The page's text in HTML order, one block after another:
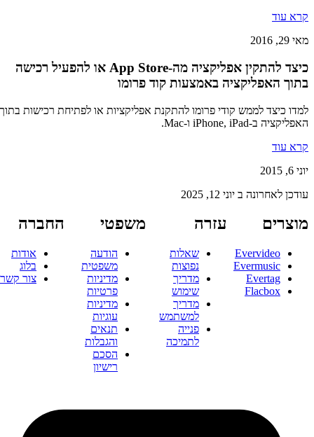
קרא עוד
מאי 29, 2016
כיצד להתקין אפליקציה מה-App Store או להפעיל רכישה
בתוך האפליקציה באמצעות קוד פרומו
למדו כיצד לממש קודי פרומו להתקנת אפליקציות או לפתיחת רכישות בתוך
האפליקציה ב-iPhone, iPad ו-Mac.
קרא עוד
יוני 6, 2015
עודכן לאחרונה ביוני 12, 2025
מוצרים
Evervideo
Evermusic
Evertag
Flacbox
עזרה
שאלות
נפוצות
מדריך
שימוש
מדריך
למשתמש
פנייה
לתמיכה
משפטי
הודעה
משפטית
מדיניות
פרטיות
מדיניות
עוגיות
תנאים
והגבלות
הסכם
רישיון
החברה
אודות
בלוג
צור קשר